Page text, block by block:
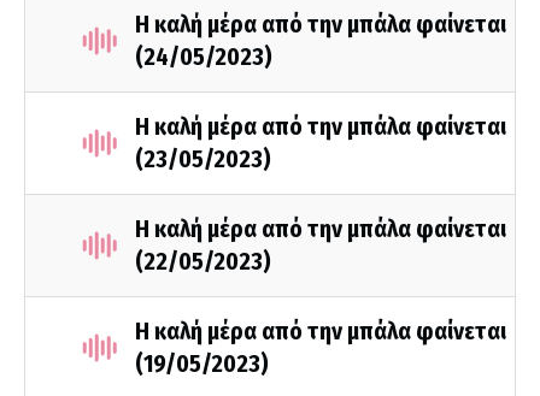
Η καλή μέρα από την μπάλα φαίνεται
(24/05/2023)
Η καλή μέρα από την μπάλα φαίνεται
(23/05/2023)
Η καλή μέρα από την μπάλα φαίνεται
(22/05/2023)
Η καλή μέρα από την μπάλα φαίνεται
(19/05/2023)